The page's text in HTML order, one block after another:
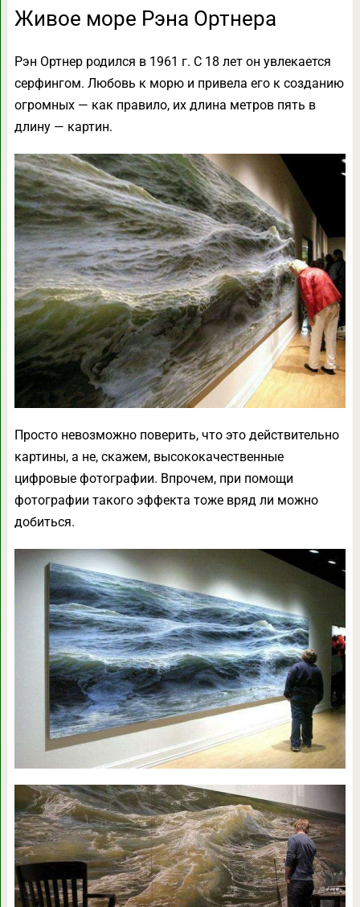
Живое море Рэна Ортнера
Рэн Ортнер родился в 1961 г. С 18 лет он увлекается
серфингом. Любовь к морю и привела его к созданию
огромных — как правило, их длина метров пять в
длину — картин.
Просто невозможно поверить, что это действительно
картины, а не, скажем, высококачественные
цифровые фотографии. Впрочем, при помощи
фотографии такого эффекта тоже вряд ли можно
добиться.